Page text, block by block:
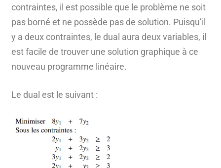
contraintes, il est possible que le problème ne soit
pas borné et ne possède pas de solution. Puisqu’il
y a deux contraintes, le dual aura deux variables, il
est facile de trouver une solution graphique à ce
nouveau programme linéaire.
Le dual est le suivant :